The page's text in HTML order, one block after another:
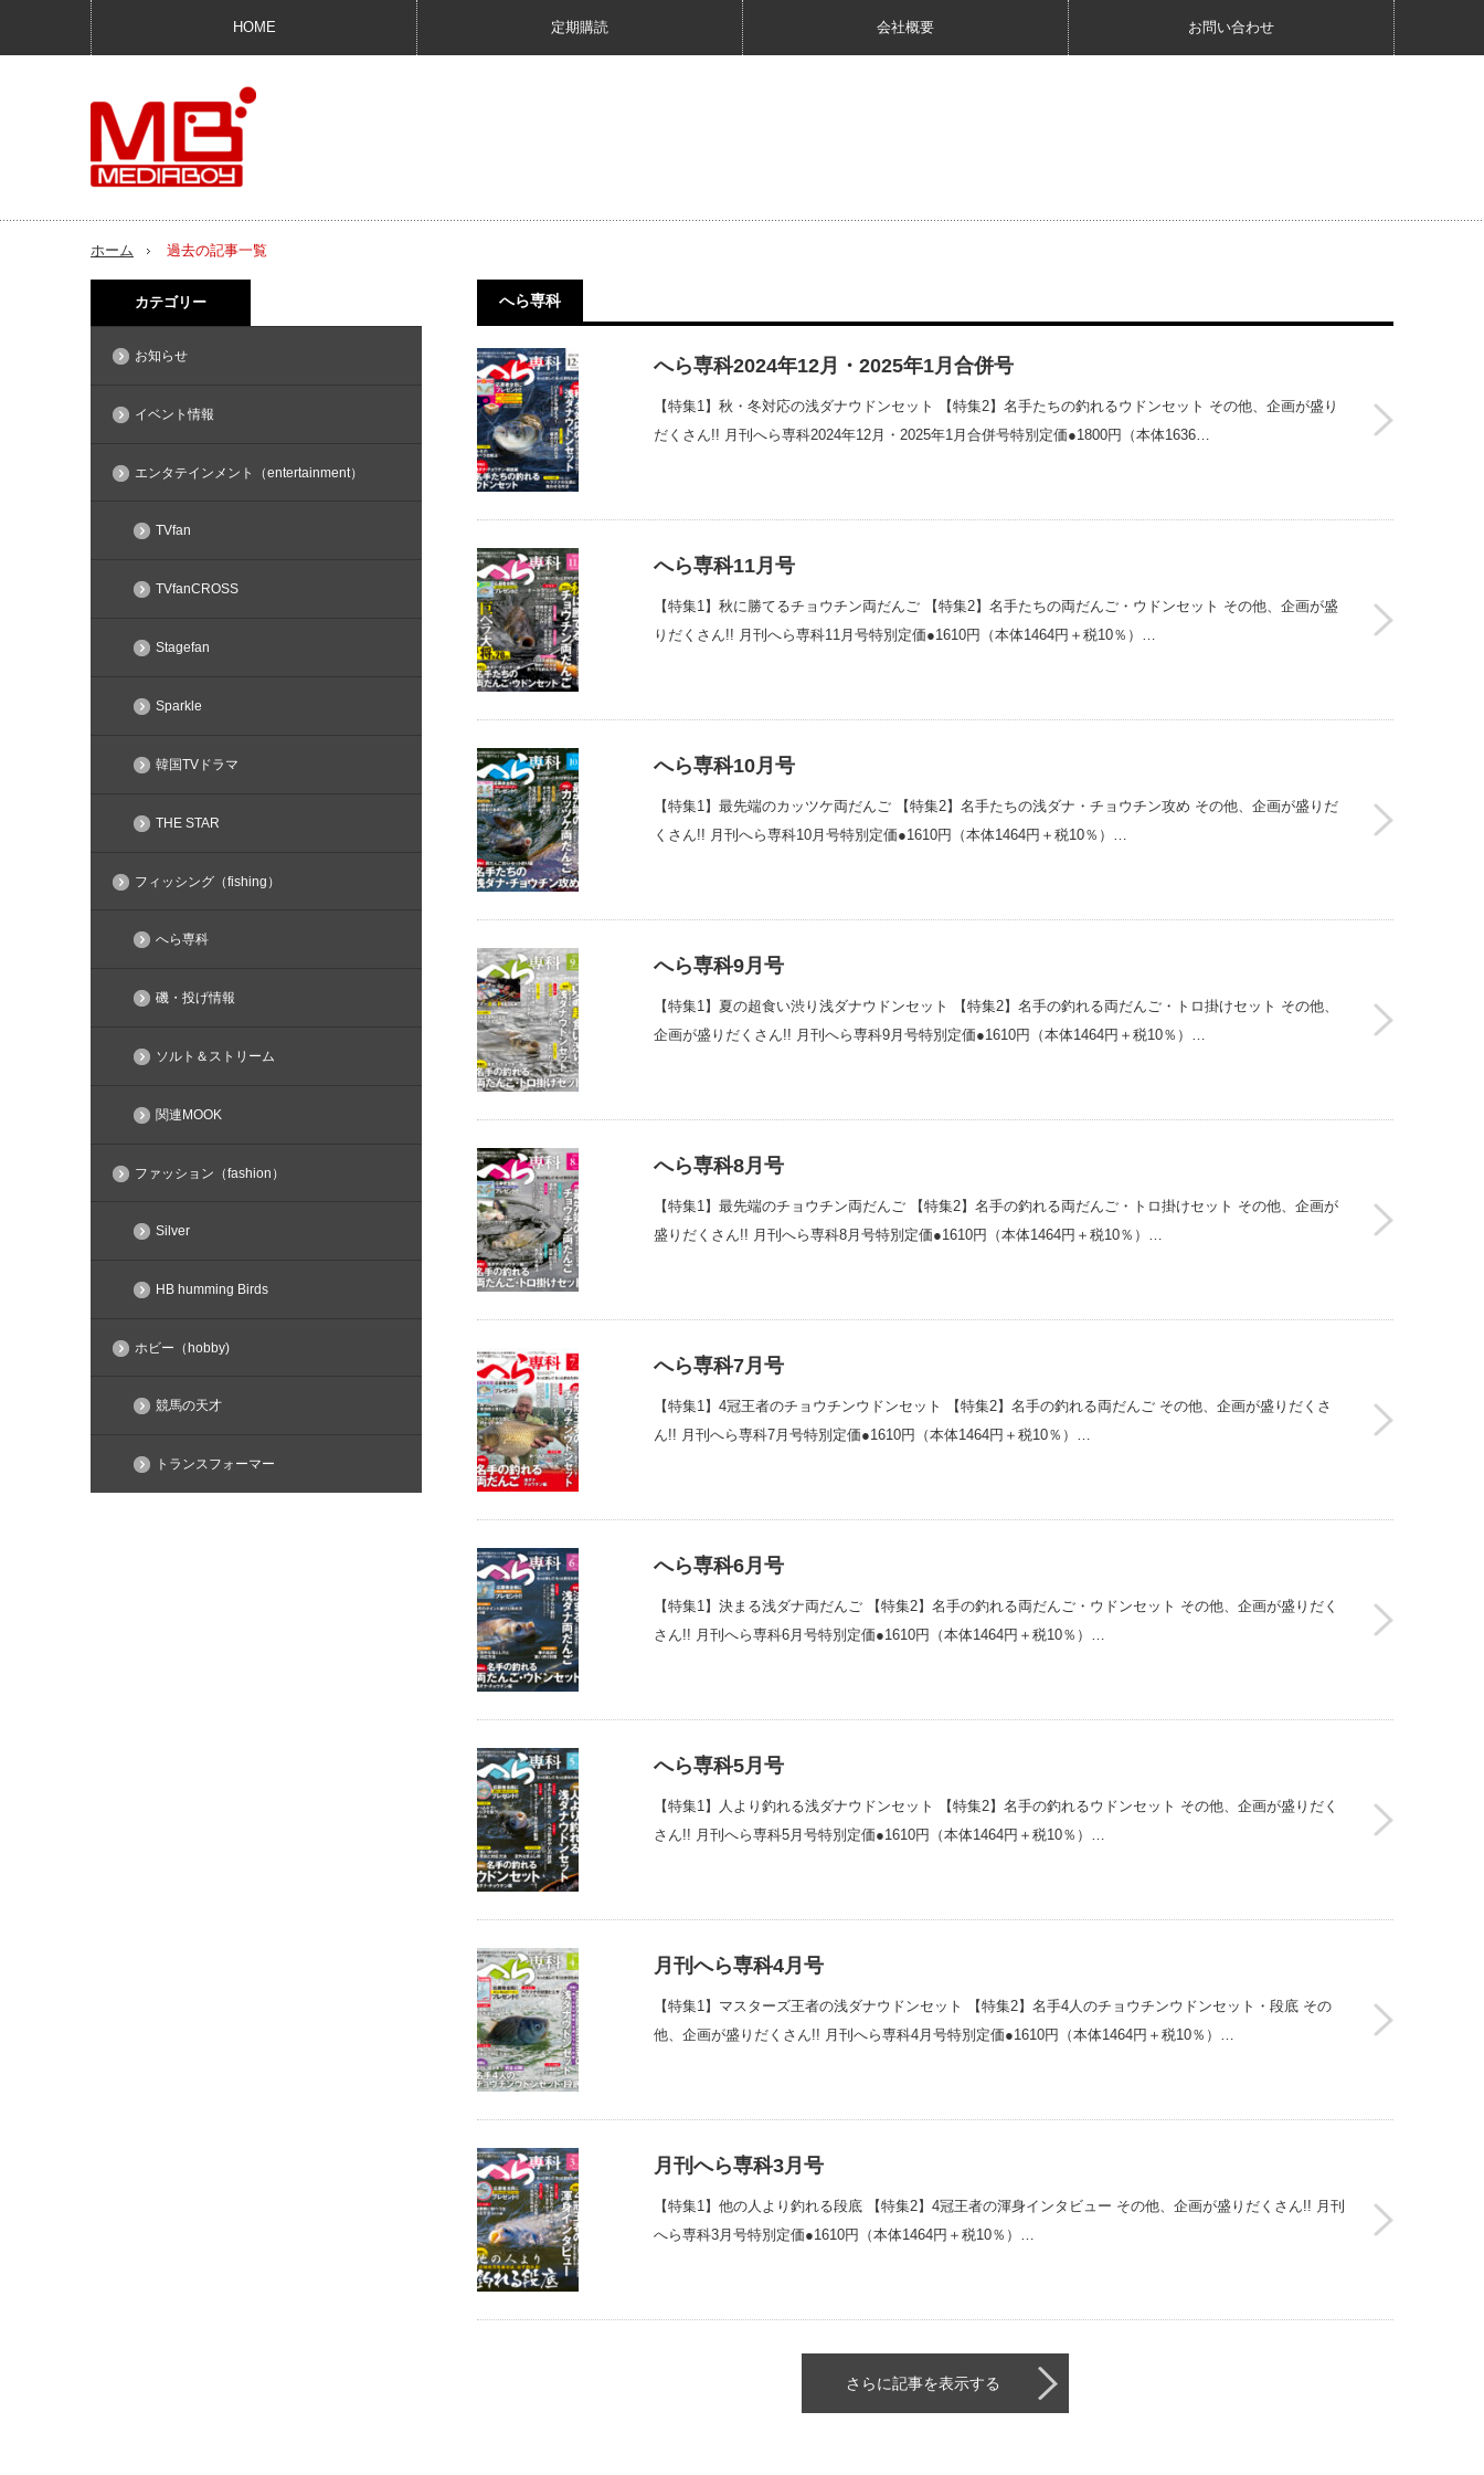
HOME 定期購読 会社概要 お問い合わせ
ホーム 過去の記事一覧
へら専科
へら専科2024年12月・2025年1月合併号
【特集1】秋・冬対応の浅ダナウドンセット 【特集2】名手たちの釣れるウドンセット その他、企画が盛り
だくさん!! 月刊へら専科2024年12月・2025年1月合併号特別定価●1800円（本体1636…
へら専科11月号
【特集1】秋に勝てるチョウチン両だんご 【特集2】名手たちの両だんご・ウドンセット その他、企画が盛
りだくさん!! 月刊へら専科11月号特別定価●1610円（本体1464円＋税10％）…
へら専科10月号
【特集1】最先端のカッツケ両だんご 【特集2】名手たちの浅ダナ・チョウチン攻め その他、企画が盛りだ
くさん!! 月刊へら専科10月号特別定価●1610円（本体1464円＋税10％）…
へら専科9月号
【特集1】夏の超食い渋り浅ダナウドンセット 【特集2】名手の釣れる両だんご・トロ掛けセット その他、
企画が盛りだくさん!! 月刊へら専科9月号特別定価●1610円（本体1464円＋税10％）…
へら専科8月号
【特集1】最先端のチョウチン両だんご 【特集2】名手の釣れる両だんご・トロ掛けセット その他、企画が
盛りだくさん!! 月刊へら専科8月号特別定価●1610円（本体1464円＋税10％）…
へら専科7月号
【特集1】4冠王者のチョウチンウドンセット 【特集2】名手の釣れる両だんご その他、企画が盛りだくさ
ん!! 月刊へら専科7月号特別定価●1610円（本体1464円＋税10％）…
へら専科6月号
【特集1】決まる浅ダナ両だんご 【特集2】名手の釣れる両だんご・ウドンセット その他、企画が盛りだく
さん!! 月刊へら専科6月号特別定価●1610円（本体1464円＋税10％）…
へら専科5月号
【特集1】人より釣れる浅ダナウドンセット 【特集2】名手の釣れるウドンセット その他、企画が盛りだく
さん!! 月刊へら専科5月号特別定価●1610円（本体1464円＋税10％）…
月刊へら専科4月号
【特集1】マスターズ王者の浅ダナウドンセット 【特集2】名手4人のチョウチンウドンセット・段底 その
他、企画が盛りだくさん!! 月刊へら専科4月号特別定価●1610円（本体1464円＋税10％）…
月刊へら専科3月号
【特集1】他の人より釣れる段底 【特集2】4冠王者の渾身インタビュー その他、企画が盛りだくさん!! 月刊
へら専科3月号特別定価●1610円（本体1464円＋税10％）…
さらに記事を表示する
カテゴリー
お知らせ
イベント情報
エンタテインメント（entertainment）
TVfan
TVfanCROSS
Stagefan
Sparkle
韓国TVドラマ
THE STAR
フィッシング（fishing）
へら専科
磯・投げ情報
ソルト＆ストリーム
関連MOOK
ファッション（fashion）
Silver
HB humming Birds
ホビー（hobby)
競馬の天才
トランスフォーマー